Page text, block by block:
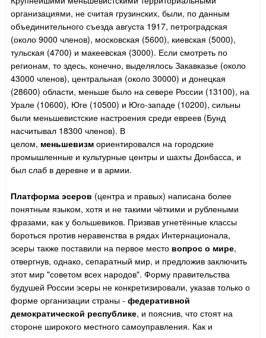
организациями, не считая грузинских, были, по данным
объединительного съезда августа 1917, петроградская
(около 9000 членов), московская (5600), киевская (5000),
тульская (4700) и макеевская (3000). Если смотреть по
регионам, то здесь, конечно, выделялось Закавказье (около
43000 членов), центральная (около 30000) и донецкая
(28600) области, меньше было на севере России (13100), на
Урале (10600), Юге (10500) и Юго-западе (10200), сильны
были меньшевистские настроения среди евреев (Бунд
насчитывал 18300 членов). В
целом, меньшевизм ориентировался на городские
промышленные и культурные центры и шахты Донбасса, и
был слаб в деревне и в армии.
Платформа эсеров (центра и правых) написана более
понятным языком, хотя и не такими чёткими и рублеными
фразами, как у большевиков. Призвав угнетённые классы
бороться против неравенства в рядах Интернационала,
эсеры также поставили на первое место вопрос о мире,
отвергнув, однако, сепаратный мир, и предложив заключить
этот мир "советом всех народов". Форму правительства
будушей России эсеры не конкретизировали, указав только о
форме организации страны - федеративной
демократической республике, и пояснив, что стоят на
стороне широкого местного самоуправления. Как и